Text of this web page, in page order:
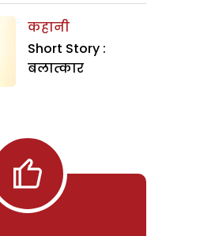
कहानी
Short Story :
बलात्कार